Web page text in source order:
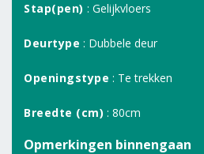
Stap(pen) : Gelijkvloers
Deurtype : Dubbele deur
Openingstype : Te trekken
Breedte (cm) : 80cm
Opmerkingen binnengaan